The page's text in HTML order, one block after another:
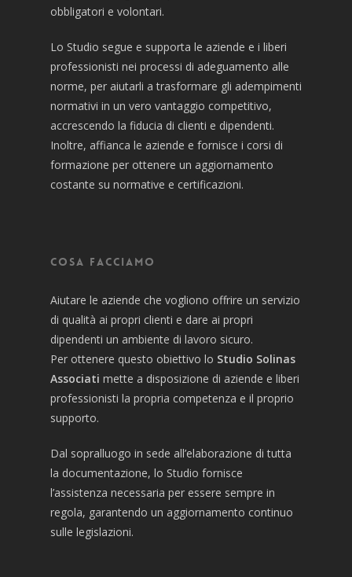
obbligatori e volontari.
Lo Studio segue e supporta le aziende e i liberi
professionisti nei processi di adeguamento alle
norme, per aiutarli a trasformare gli adempimenti
normativi in un vero vantaggio competitivo,
accrescendo la fiducia di clienti e dipendenti.
Inoltre, affianca le aziende e fornisce i corsi di
formazione per ottenere un aggiornamento
costante su normative e certificazioni.
Cosa facciamo
Aiutare le aziende che vogliono offrire un servizio
di qualità ai propri clienti e dare ai propri
dipendenti un ambiente di lavoro sicuro.
Per ottenere questo obiettivo lo Studio Solinas
Associati mette a disposizione di aziende e liberi
professionisti la propria competenza e il proprio
supporto.
Dal sopralluogo in sede all’elaborazione di tutta
la documentazione, lo Studio fornisce
l’assistenza necessaria per essere sempre in
regola, garantendo un aggiornamento continuo
sulle legislazioni.